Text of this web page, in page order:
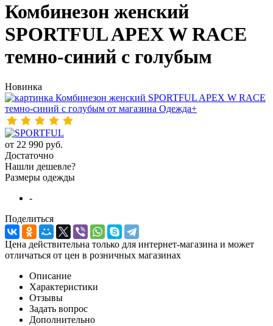
Комбинезон женский
SPORTFUL APEX W RACE
темно-синий с голубым
Новинка
от 22 990 руб.
Достаточно
Нашли дешевле?
Размеры одежды
-
Поделиться
Цена действительна только для интернет-магазина и может
отличаться от цен в розничных магазинах
Описание
Характеристики
Отзывы
Задать вопрос
Дополнительно